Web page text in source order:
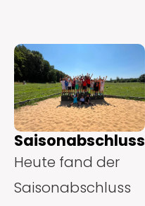
Saisonabschluss
Heute fand der
Saisonabschluss